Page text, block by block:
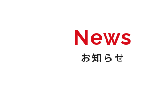
News
お知らせ